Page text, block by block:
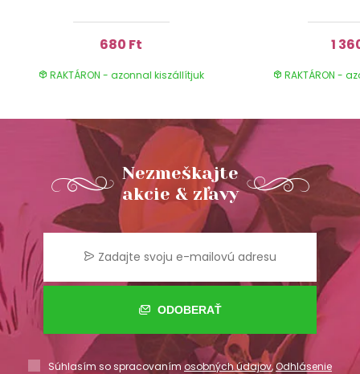
680 Ft
RAKTÁRON - azonnal kiszállítjuk
1
RAKTÁRON -
Nezmeškajte
akcie & zľavy
ODOBERAŤ
Súhlasím so spracovaním osobných údajov,Odhlásenie